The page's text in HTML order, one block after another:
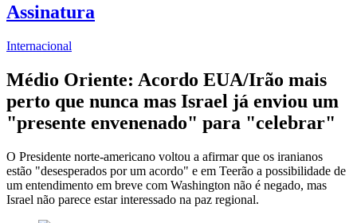
Assinatura
Internacional
Médio Oriente: Acordo EUA/Irão mais
perto que nunca mas Israel já enviou um
"presente envenenado" para "celebrar"
O Presidente norte-americano voltou a afirmar que os iranianos
estão "desesperados por um acordo" e em Teerão a possibilidade de
um entendimento em breve com Washington não é negado, mas
Israel não parece estar interessado na paz regional.